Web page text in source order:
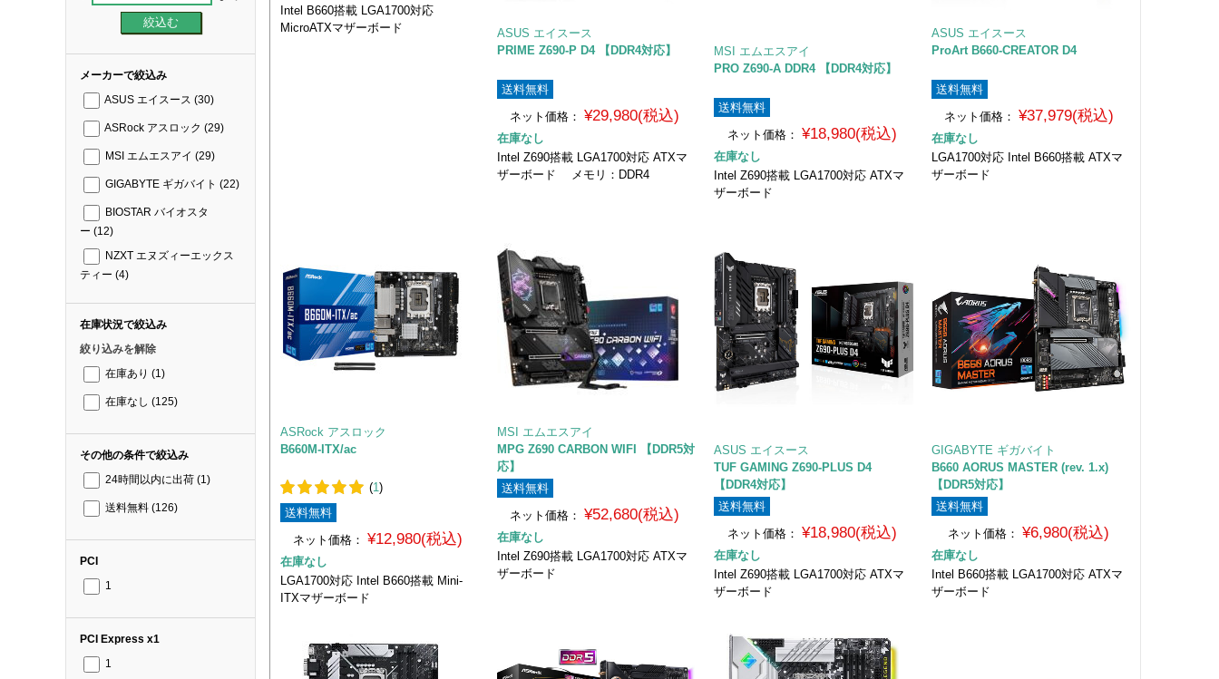
メーカーで絞込み
ASUS エイスース (30)
ASRock アスロック (29)
MSI エムエスアイ (29)
GIGABYTE ギガバイト (22)
BIOSTAR バイオスタ
ー (12)
NZXT エヌズィーエックス
ティー (4)
在庫状況で絞込み
絞り込みを解除
在庫あり (1)
在庫なし (125)
その他の条件で絞込み
24時間以内に出荷 (1)
送料無料 (126)
PCI
1
PCI Express x1
1
Intel B660搭載 LGA1700対応
MicroATXマザーボード
ASUS エイスース
PRIME Z690-P D4 【DDR4対応】
送料無料
ネット価格：
¥29,980(税込)
在庫なし
Intel Z690搭載 LGA1700対応 ATXマ
ザーボード メモリ：DDR4
MSI エムエスアイ
PRO Z690-A DDR4 【DDR4対応】
送料無料
ネット価格： ¥18,980(税込)
在庫なし
Intel Z690搭載 LGA1700対応 ATXマ
ザーボード
ASUS エイスース
ProArt B660-CREATOR D4
送料無料
ネット価格： ¥37,979(税込)
在庫なし
LGA1700対応 Intel B660搭載 ATXマ
ザーボード
ASRock アスロック
B660M-ITX/ac
(1)
送料無料
ネット価格：
¥12,980(税込)
在庫なし
LGA1700対応 Intel B660搭載 Mini-
ITXマザーボード
MSI エムエスアイ
MPG Z690 CARBON WIFI 【DDR5対
応】
送料無料
ネット価格：
¥52,680(税込)
在庫なし
Intel Z690搭載 LGA1700対応 ATXマ
ザーボード
ASUS エイスース
TUF GAMING Z690-PLUS D4
【DDR4対応】
送料無料
ネット価格： ¥18,980(税込)
在庫なし
Intel Z690搭載 LGA1700対応 ATXマ
ザーボード
GIGABYTE ギガバイト
B660 AORUS MASTER (rev. 1.x)
【DDR5対応】
送料無料
ネット価格：
¥6,980(税込)
在庫なし
Intel B660搭載 LGA1700対応 ATXマ
ザーボード